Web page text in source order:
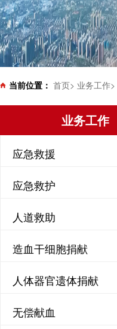
当前位置： 首页> 业务工作>
业务工作
应急救援
应急救护
人道救助
造血干细胞捐献
人体器官遗体捐献
无偿献血